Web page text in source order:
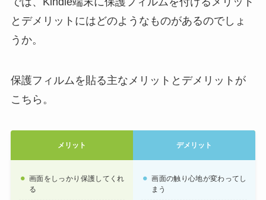
とデメリットにはどのようなものがあるのでしょ
うか。
保護フィルムを貼る主なメリットとデメリットが
こちら。
メリット デメリット
画面をしっかり保護してくれ
る
画面の触り心地が変わってし
まう